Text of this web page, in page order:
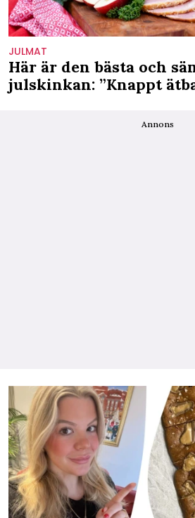
JULMAT
Här är den bästa och
julskinkan: ”Knappt
Annons